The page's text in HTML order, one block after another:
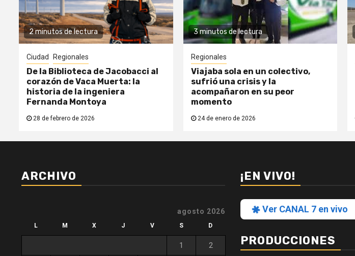
2 minutos de lectura
Ciudad Regionales
De la Biblioteca de Jacobacci al
corazón de Vaca Muerta: la
historia de la ingeniera
Fernanda Montoya
28 de febrero de 2026
3 minutos de lectura
Regionales
Viajaba sola en un colectivo,
sufrió una crisis y la
acompañaron en su peor
momento
24 de enero de 2026
ARCHIVO
agosto 2026
L M X J V S D
1 2
¡EN VIVO!
Ver CANAL 7 en vivo
PRODUCCIONES